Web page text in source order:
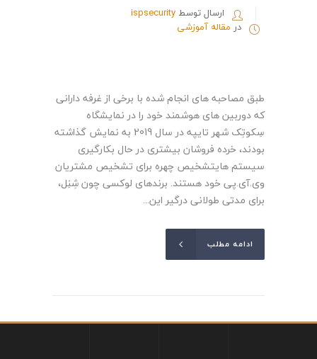
ارسال توسط ispsecurity
در مقاله آموزشی
طبق مصاحبه های انجام شده با برخی از غرفه دارانی
که دوربین های هوشمند خود را در نمایشگاه
سِکوتِک شهر تایپه در سال 2019 به نمایش گذاشته
بودند، خرده فروشان بیشتری در حال بکارگیری
سیستم هایتشخیص چهره برای تشخیص مشتریان
وی.آی.پی خود هستند. برندهای لوکسی چون شِنِل،
برای مدتی طولانی درگیر این...
ادامه مطلب